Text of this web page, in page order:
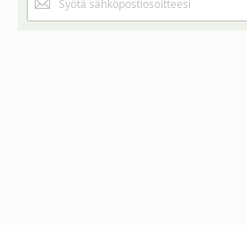
uutiskirjeemme: